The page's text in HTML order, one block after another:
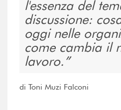
l'essenza del
discussione:
oggi nelle
come cambia il
lavoro.
di Toni Muzi Falconi